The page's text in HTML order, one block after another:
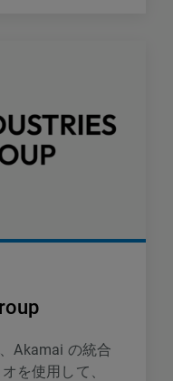
Akamai の統合
を使用して、